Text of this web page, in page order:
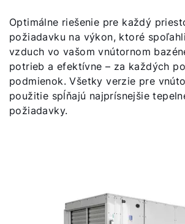
Optimálne riešenie pre každý
požiadavku na výkon, ktoré
vzduch vo vašom vnútornom
potrieb a efektívne – za každých
podmienok. Všetky verzie pre
použitie spĺňajú najprísnejšie
požiadavky.